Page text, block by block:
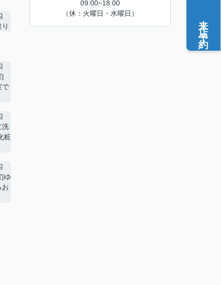
09:00~18:00
（休：火曜日・水曜日）
来店予約